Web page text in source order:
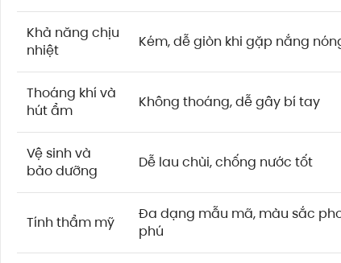
Khả năng chịu
nhiệt
Kém, dễ giòn khi gặp nắng
Thoáng khí và
hút ẩm
Không thoáng, dễ gây bí tay
Vệ sinh và
bảo dưỡng
Dễ lau chùi, chống nước tốt
Tính thẩm mỹ
Đa dạng mẫu mã, màu sắc
phú